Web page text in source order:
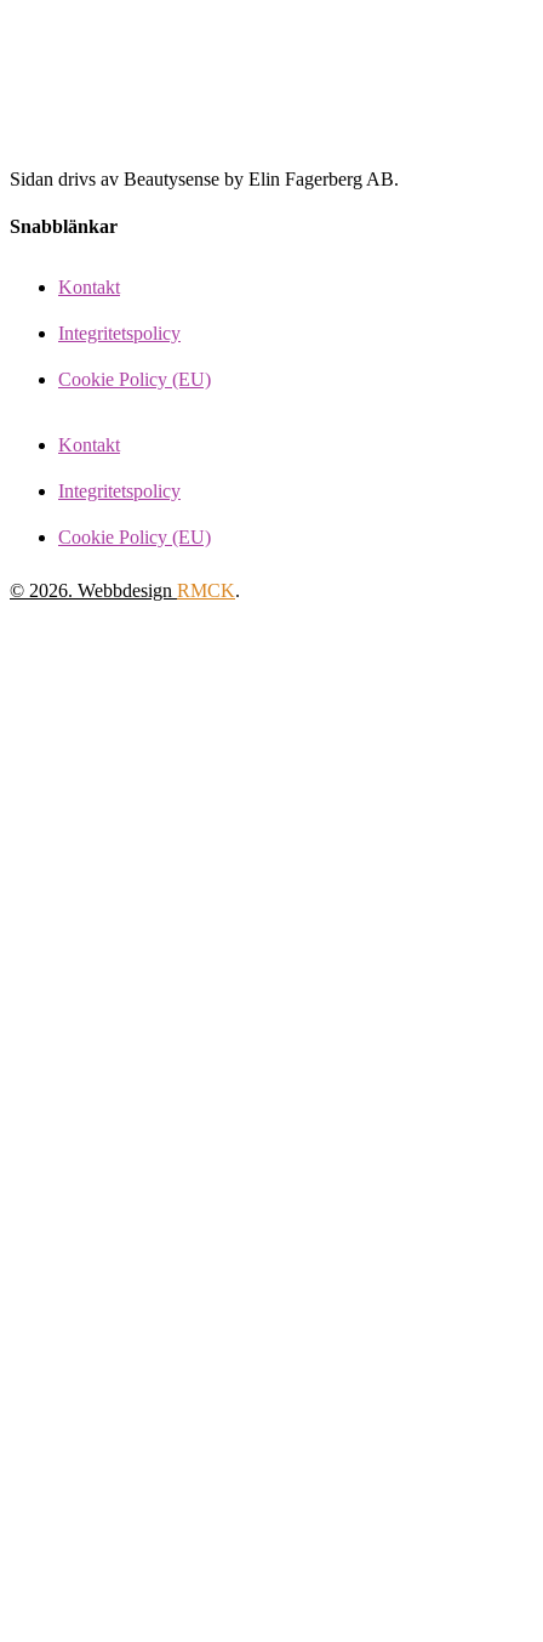
Sidan drivs av Beautysense by Elin Fagerberg AB.
Snabblänkar
Kontakt
Integritetspolicy
Cookie Policy (EU)
Kontakt
Integritetspolicy
Cookie Policy (EU)
© 2026. Webbdesign RMCK.